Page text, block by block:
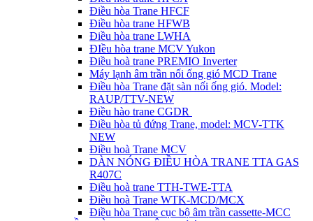
Điều hòa Trane HFCF
Điều hòa trane HFWB
Điều hòa trane LWHA
ĐIều hòa trane MCV Yukon
Điều hoà trane PREMIO Inverter
Máy lạnh âm trần nối ống gió MCD Trane
Điều hòa Trane đặt sàn nối ống gió. Model:
RAUP/TTV-NEW
Điều hào trane CGDR
Điều hòa tủ đứng Trane, model: MCV-TTK
NEW
Điều hoà Trane MCV
DÀN NÓNG ĐIỀU HÒA TRANE TTA GAS
R407C
Điều hoà trane TTH-TWE-TTA
Điều hoà Trane WTK-MCD/MCX
Điều hòa Trane cục bộ âm trần cassette-MCC